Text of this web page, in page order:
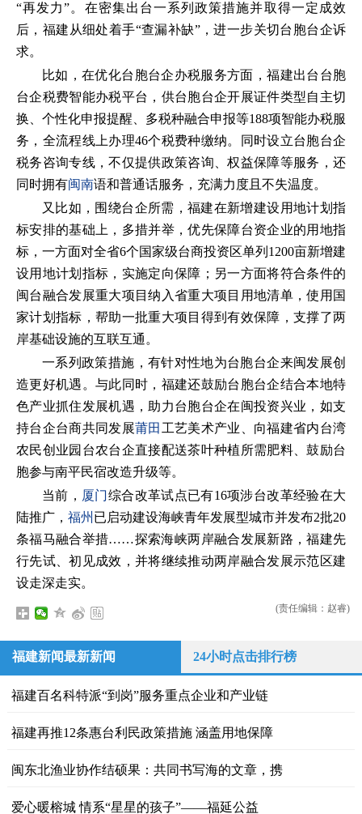
“再发力”。在密集出台一系列政策措施并取得一定成效
后，福建从细处着手“查漏补缺”，进一步关切台胞台企诉
求。
比如，在优化台胞台企办税服务方面，福建出台台胞
台企税费智能办税平台，供台胞台企开展证件类型自主切
换、个性化申报提醒、多税种融合申报等188项智能办税服
务，全流程线上办理46个税费种缴纳。同时设立台胞台企
税务咨询专线，不仅提供政策咨询、权益保障等服务，还
同时拥有闽南语和普通话服务，充满力度且不失温度。
又比如，围绕台企所需，福建在新增建设用地计划指
标安排的基础上，多措并举，优先保障台资企业的用地指
标，一方面对全省6个国家级台商投资区单列1200亩新增建
设用地计划指标，实施定向保障；另一方面将符合条件的
闽台融合发展重大项目纳入省重大项目用地清单，使用国
家计划指标，帮助一批重大项目得到有效保障，支撑了两
岸基础设施的互联互通。
一系列政策措施，有针对性地为台胞台企来闽发展创
造更好机遇。与此同时，福建还鼓励台胞台企结合本地特
色产业抓住发展机遇，助力台胞台企在闽投资兴业，如支
持台企台商共同发展莆田 工艺美术产业、向福建省内台湾
农民创业园台农台企直接配送茶叶种植所需肥料、鼓励台
胞参与南平民宿改造升级等。
当前， 厦门综合改革试点已有16项涉台改革经验在大
陆推广， 福州 已启动建设海峡青年发展型城市并发布2批20
条福马融合举措……探索海峡两岸融合发展新路，福建先
行先试、初见成效，并将继续推动两岸融合发展示范区建
设走深走实。
(责任编辑：赵睿)
福建新闻最新新闻 24小时点击排行榜
福建百名科特派“到岗”服务重点企业和产业链
福建再推12条惠台利民政策措施 涵盖用地保障
闽东北渔业协作结硕果：共同书写海的文章，携
爱心暖榕城 情系“星星的孩子”——福延公益